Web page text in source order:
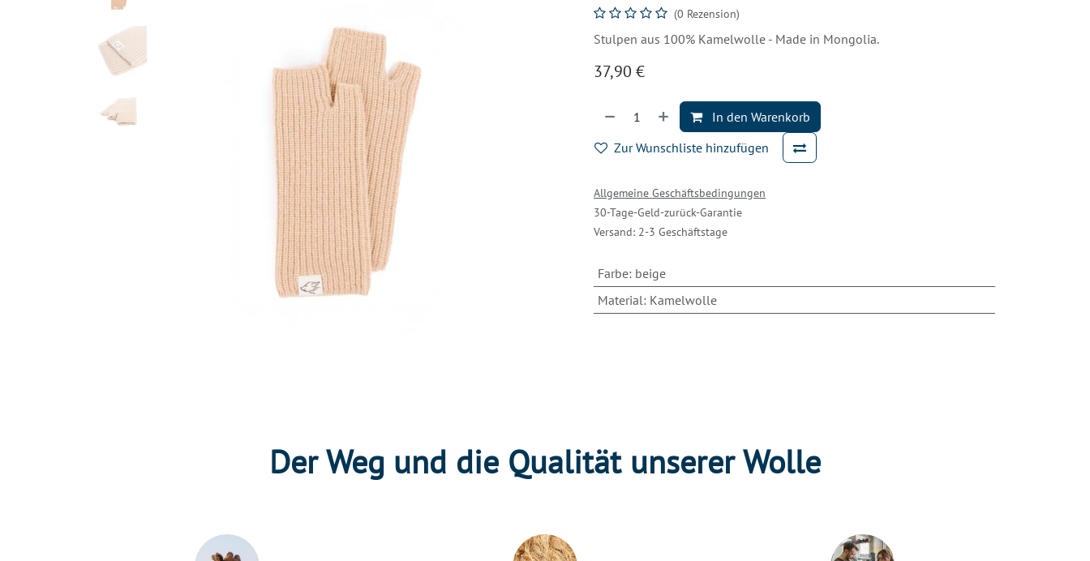
(0 Rezension)
Stulpen aus 100% Kamelwolle - Made in Mongolia.
37,90 €
In den Warenkorb
Zur Wunschliste hinzufügen
Allgemeine Geschäftsbedingungen
30-Tage-Geld-zurück-Garantie
Versand: 2-3 Geschäftstage
Farbe: beige
Material: Kamelwolle
Der Weg und die Qualität unserer Wolle